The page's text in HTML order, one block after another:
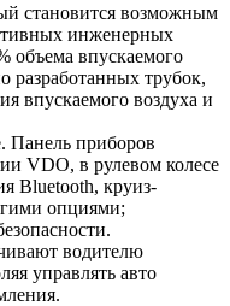
становится возможным
инженерных
объема впускаемого
разработанных трубок,
впускаемого воздуха и
Панель приборов
VDO, в рулевом колесе
Bluetooth, круиз-
опциями;
водителю
управлять авто